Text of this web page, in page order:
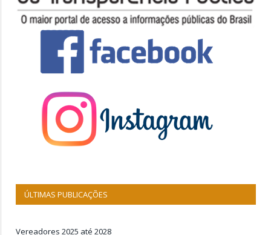
ÚLTIMAS PUBLICAÇÕES
Vereadores 2025 até 2028